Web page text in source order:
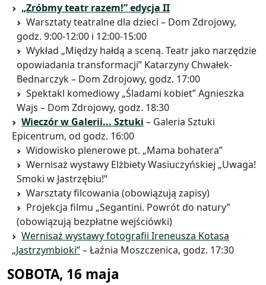
„Zróbmy teatr razem!” edycja II
Warsztaty teatralne dla dzieci – Dom Zdrojowy,
godz. 9:00-12:00 i 12:00-15:00
Wykład „Między hałdą a sceną. Teatr jako narzędzie
opowiadania transformacji” Katarzyny Chwałek-
Bednarczyk – Dom Zdrojowy, godz. 17:00
Spektakl komediowy „Śladami kobiet” Agnieszka
Wajs – Dom Zdrojowy, godz. 18:30
Wieczór w Galerii... Sztuki – Galeria Sztuki
Epicentrum, od godz. 16:00
Widowisko plenerowe pt. „Mama bohatera”
Wernisaż wystawy Elżbiety Wasiuczyńskiej „Uwaga!
Smoki w Jastrzębiu!”
Warsztaty filcowania (obowiązują zapisy)
Projekcja filmu „Segantini. Powrót do natury”
(obowiązują bezpłatne wejściówki)
Wernisaż wystawy fotografii Ireneusza Kotasa
„Jastrzymbioki”– Łaźnia Moszczenica, godz. 17:30
SOBOTA, 16 maja